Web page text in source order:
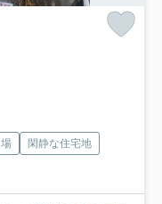
閑静な住宅地